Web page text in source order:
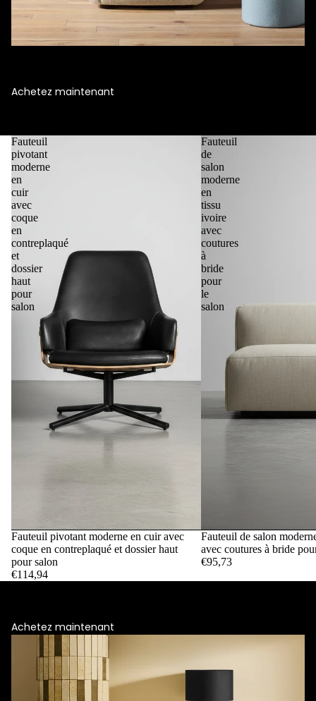
Achetez maintenant
Fauteuil
pivotant
moderne
en
cuir
avec
coque
en
contreplaqué
et
dossier
haut
pour
salon
Fauteuil pivotant moderne en cuir avec
coque en contreplaqué et dossier haut
pour salon
€114,94
Fauteuil
de
salon
moderne
en
tissu
ivoire
avec
coutures
à
bride
pour
le
salon
Fauteuil de salon
avec coutures à bride
€95,73
Achetez maintenant